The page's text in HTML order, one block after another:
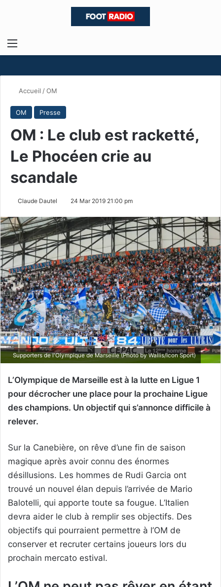
Menu
Accueil /OM
OM Presse
OM : Le club est racketté,
Le Phocéen crie au
scandale
Claude Dautel 24 Mar 2019 21:00 pm
Supporters de l'Olympique de Marseille (Photo by Wallis/Icon Sport)
L’Olympique de Marseille est à la lutte en Ligue 1
pour décrocher une place pour la prochaine Ligue
des champions. Un objectif qui s’annonce difficile à
relever.
Sur la Canebière, on rêve d’une fin de saison
magique après avoir connu des énormes
désillusions. Les hommes de Rudi Garcia ont
trouvé un nouvel élan depuis l’arrivée de Mario
Balotelli, qui apporte toute sa fougue. L’Italien
devra aider le club à remplir ses objectifs. Des
objectifs qui pourraient permettre à l’OM de
conserver et recruter certains joueurs lors du
prochain mercato estival.